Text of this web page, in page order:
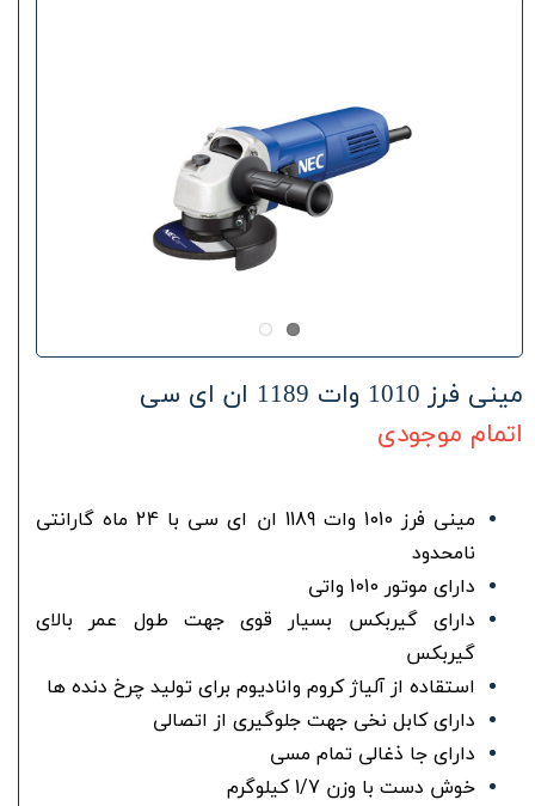
مینی فرز 1010 وات 1189 ان ای سی
اتمام موجودی
مینی فرز 1010 وات 1189 ان ای سی با 24 ماه گارانتی
نامحدود
دارای موتور 1010 واتی
دارای گیربکس بسیار قوی جهت طول عمر بالای
گیربکس
استقاده از آلیاژ کروم وانادیوم برای تولید چرخ دنده ها
دارای کابل نخی جهت جلوگیری از اتصالی
دارای جا ذغالی تمام مسی
خوش دست با وزن 1/7 کیلوگرم